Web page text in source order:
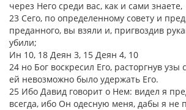
через Него среди вас, как и сами знаете,
23 Сего, по определенному совету и
преданного, вы взяли и, пригвоздив
убили;
Ин 10, 18 Деян 3, 15 Деян 4, 10
24 но Бог воскресил Его, расторгнув узы
ей невозможно было удержать Его.
25 Ибо Давид говорит о Нем: видел я
всегда, ибо Он одесную меня, дабы я не